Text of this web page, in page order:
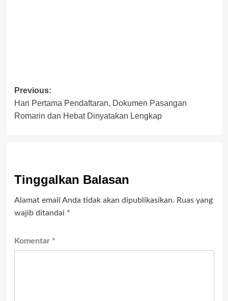
Post
navigation
Previous:
Hari Pertama Pendaftaran, Dokumen Pasangan
Romarin dan Hebat Dinyatakan Lengkap
Tinggalkan Balasan
Alamat email Anda tidak akan dipublikasikan. Ruas yang
wajib ditandai *
Komentar *